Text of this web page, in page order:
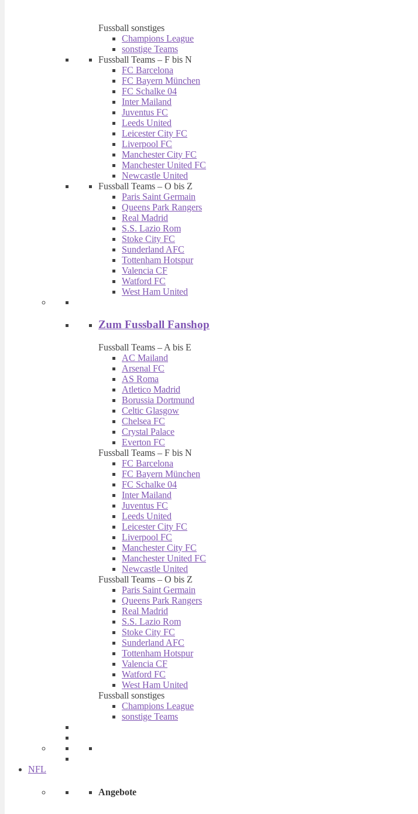
Fussball sonstiges
Champions League
sonstige Teams
Fussball Teams – F bis N
FC Barcelona
FC Bayern München
FC Schalke 04
Inter Mailand
Juventus FC
Leeds United
Leicester City FC
Liverpool FC
Manchester City FC
Manchester United FC
Newcastle United
Fussball Teams – O bis Z
Paris Saint Germain
Queens Park Rangers
Real Madrid
S.S. Lazio Rom
Stoke City FC
Sunderland AFC
Tottenham Hotspur
Valencia CF
Watford FC
West Ham United
Zum Fussball Fanshop
Fussball Teams – A bis E
AC Mailand
Arsenal FC
AS Roma
Atletico Madrid
Borussia Dortmund
Celtic Glasgow
Chelsea FC
Crystal Palace
Everton FC
Fussball Teams – F bis N
FC Barcelona
FC Bayern München
FC Schalke 04
Inter Mailand
Juventus FC
Leeds United
Leicester City FC
Liverpool FC
Manchester City FC
Manchester United FC
Newcastle United
Fussball Teams – O bis Z
Paris Saint Germain
Queens Park Rangers
Real Madrid
S.S. Lazio Rom
Stoke City FC
Sunderland AFC
Tottenham Hotspur
Valencia CF
Watford FC
West Ham United
Fussball sonstiges
Champions League
sonstige Teams
NFL
Angebote